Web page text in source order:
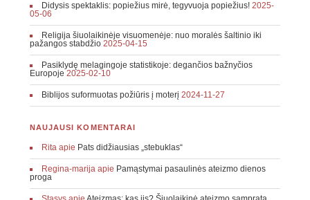
Didysis spektaklis: popiežius mirė, tegyvuoja popiežius! 2025-
05-06
Religija šiuolaikinėje visuomenėje: nuo moralės šaltinio iki
pažangos stabdžio 2025-04-15
Pasiklydę melagingoje statistikoje: degančios bažnyčios
Europoje 2025-02-10
Biblijos suformuotas požiūris į moterį 2024-11-27
NAUJAUSI KOMENTARAI
Ritaapie Pats didžiausias „stebuklas“
Regina-marijaapie Pamąstymai pasaulinės ateizmo dienos
proga